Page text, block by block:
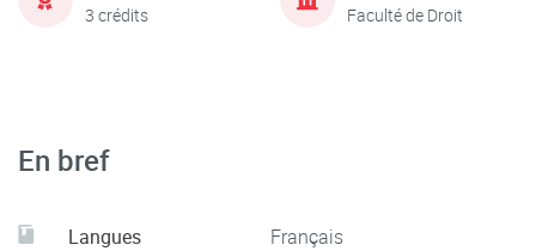
3 crédits
Faculté de Droit
En bref
Langues
Français